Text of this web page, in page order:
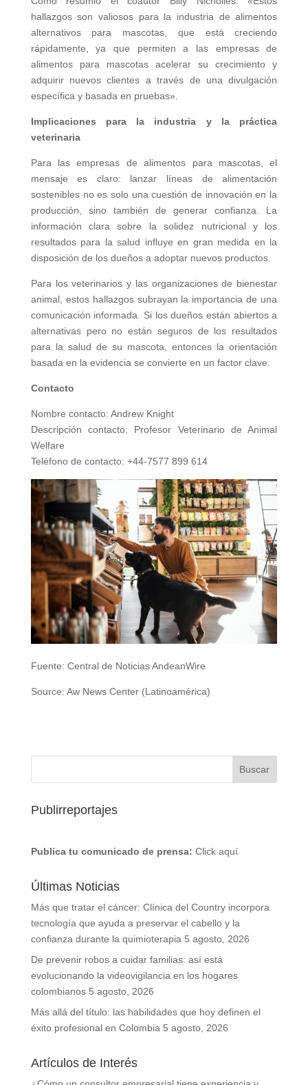
hallazgos son valiosos para la industria de alimentos
alternativos para mascotas, que está creciendo
rápidamente, ya que permiten a las empresas de
alimentos para mascotas acelerar su crecimiento y
adquirir nuevos clientes a través de una divulgación
específica y basada en pruebas».
Implicaciones para la industria y la práctica
veterinaria
Para las empresas de alimentos para mascotas, el
mensaje es claro: lanzar líneas de alimentación
sostenibles no es solo una cuestión de innovación en la
producción, sino también de generar confianza. La
información clara sobre la solidez nutricional y los
resultados para la salud influye en gran medida en la
disposición de los dueños a adoptar nuevos productos.
Para los veterinarios y las organizaciones de bienestar
animal, estos hallazgos subrayan la importancia de una
comunicación informada. Si los dueños están abiertos a
alternativas pero no están seguros de los resultados
para la salud de su mascota, entonces la orientación
basada en la evidencia se convierte en un factor clave.
Contacto
Nombre contacto: Andrew Knight
Descripción contacto: Profesor Veterinario de Animal
Welfare
Teléfono de contacto: +44-7577 899 614
Fuente: Central de Noticias AndeanWire
Source: Aw News Center (Latinoamérica)
Publirreportajes
Publica tu comunicado de prensa: Click aquí
Últimas Noticias
Más que tratar el cáncer: Clínica del Country incorpora
tecnología que ayuda a preservar el cabello y la
confianza durante la quimioterapia 5 agosto, 2026
De prevenir robos a cuidar familias: así está
evolucionando la videovigilancia en los hogares
colombianos 5 agosto, 2026
Más allá del título: las habilidades que hoy definen el
éxito profesional en Colombia 5 agosto, 2026
Artículos de Interés